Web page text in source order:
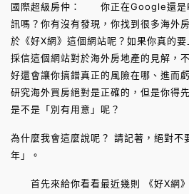
國際超級房仲： 你正在Google還是
訊嗎？你有沒有發現，你找到很多海外
於《好X網》這個網站呢？如果你真的
採信這個網站對於海外房地產的見解，
好還會讓你搞錯真正的風險在哪、進
研究海外買房絕對是正確的，但是你得
是不是「別有用意」呢？
為什麼我會這麼說呢？ 請記著，絕對不
年」。
首先來給你看看最近幾則 《好X網》